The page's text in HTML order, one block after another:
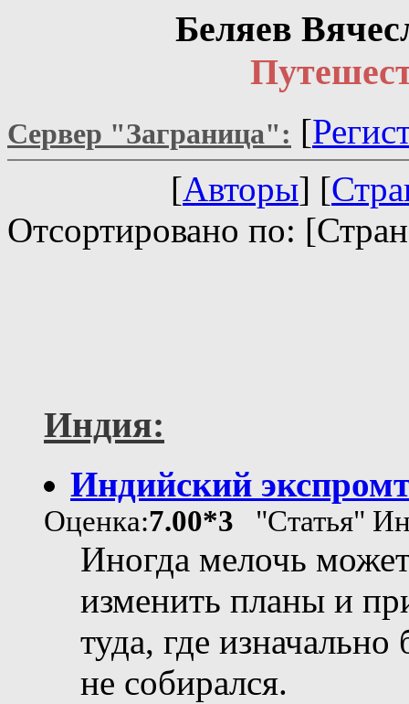
Беляев
Сервер "Заграница": [
[Авторы] [
Отсортировано по:
Индия:
Индийский
Оценка:7.00*3 "Статья"
Иногда мелочь
изменить планы и
туда, где изначально
не собирался.